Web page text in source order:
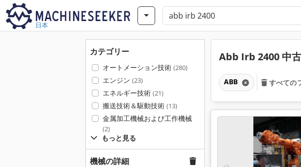
日本
カテゴリー
オートメーション技術 (280)
エンジン (23)
エネルギー技術 (21)
搬送技術＆駆動技術 (13)
金属加工機械および工作機械
(2)
もっと見る
機械の詳細
Abb Irb 2400 中
ABB すべての